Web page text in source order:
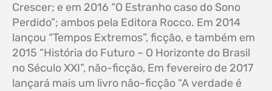
Crescer; e em 2016 “O Estranho caso do Sono
Perdido”; ambos pela Editora Rocco. Em 2014
lançou “Tempos Extremos”, ficção, e também em
2015 “História do Futuro – O Horizonte do Brasil
no Século XXI”, não-ficção, Em fevereiro de 2017
lançará mais um livro não-ficção “A verdade é